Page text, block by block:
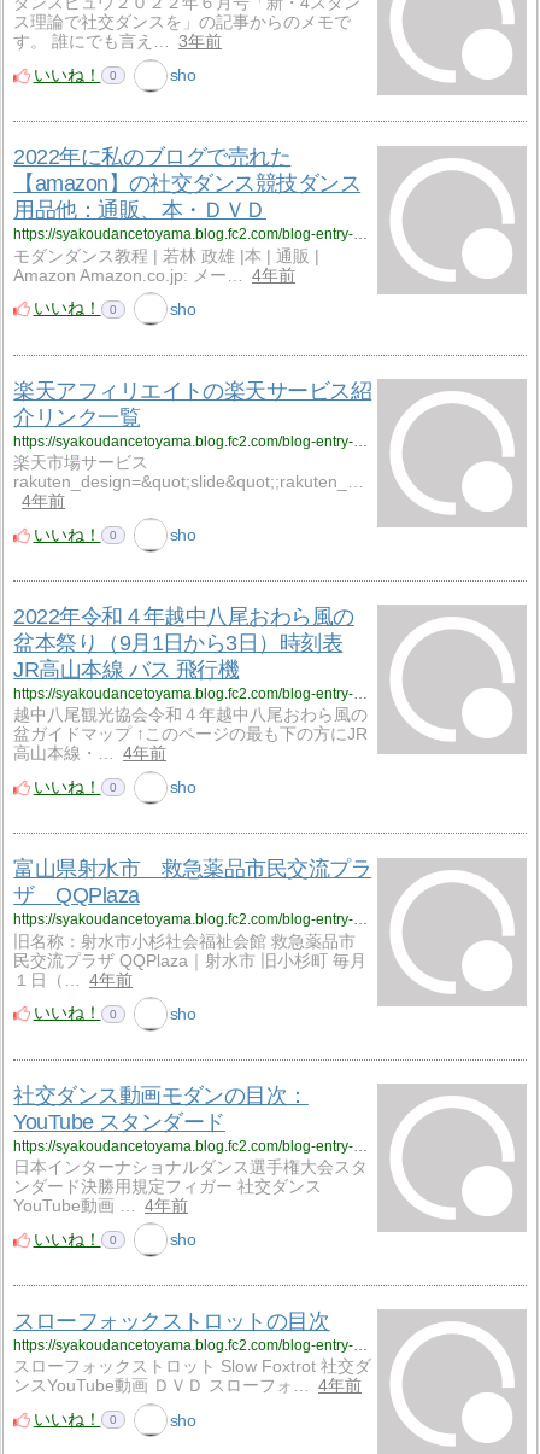
ス理論で社交ダンスを」の記事からのメモで
す。 誰にでも言え…
3年前
いいね！
0 sho
2022年に私のブログで売れた
【amazon】の社交ダンス競技ダンス
用品他：通販、本・ＤＶＤ
https://syakoudancetoyama.blog.fc2.com/blog-entry-1035.html
モダンダンス教程 | 若林 政雄 |本 | 通販 |
Amazon Amazon.co.jp: メー…
4年前
いいね！
0 sho
楽天アフィリエイトの楽天サービス紹
介リンク一覧
楽天市場サービス
rakuten_design=&quot;slide&quot;;rakuten_…
4年前
いいね！
0 sho
2022年令和４年越中八尾おわら風の
盆本祭り（9月1日から3日）時刻表
JR高山本線 バス 飛行機
https://syakoudancetoyama.blog.fc2.com/blog-entry-979.html
​越中八尾観光協会令和４年越中八尾おわら風の
盆ガイドマップ ↑このページの最も下の方にJR
高山本線・…
4年前
いいね！
0 sho
富山県射水市 救急薬品市民交流プラ
ザ QQPlaza
https://syakoudancetoyama.blog.fc2.com/blog-entry-1036.html
旧名称：射水市小杉社会福祉会館 救急薬品市
民交流プラザ QQPlaza｜射水市 旧小杉町 毎月
１日（…
4年前
いいね！
0 sho
社交ダンス動画モダンの目次：
YouTube スタンダード
日本インターナショナルダンス選手権大会スタ
ンダード決勝用規定フィガー 社交ダンス
YouTube動画 …
4年前
いいね！
0 sho
スローフォックストロットの目次
https://syakoudancetoyama.blog.fc2.com/blog-entry-727.html
スローフォックストロット Slow Foxtrot 社交ダ
ンスYouTube動画 ＤＶＤ スローフォ…
4年前
いいね！
0 sho